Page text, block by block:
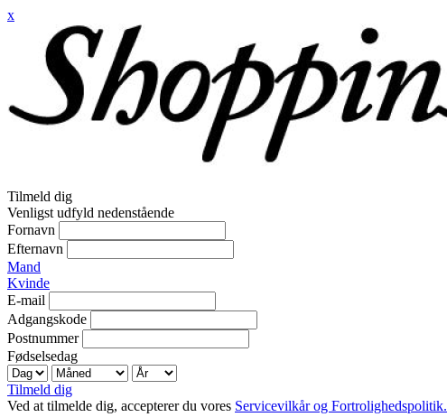
x
Tilmeld dig
Venligst udfyld nedenstående
Fornavn
Efternavn
Mand
Kvinde
E-mail
Adgangskode
Postnummer
Fødselsedag
Tilmeld dig
Ved at tilmelde dig, accepterer du vores Servicevilkår og Fortrolighedspolitik.